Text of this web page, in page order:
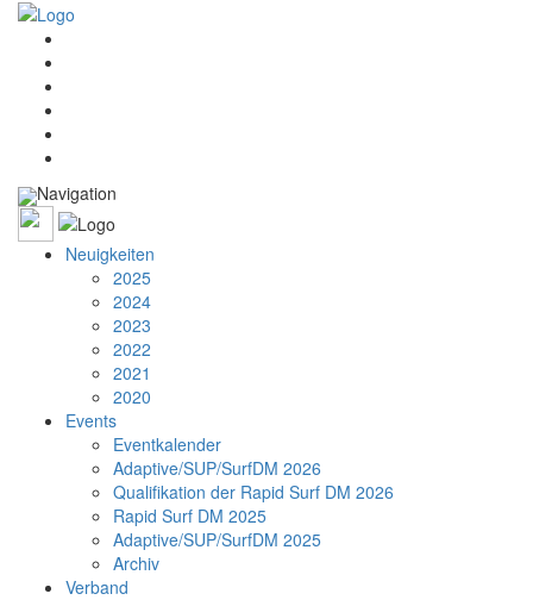
Navigation
Neuigkeiten
2025
2024
2023
2022
2021
2020
Events
Eventkalender
Adaptive/SUP/SurfDM 2026
Qualifikation der Rapid Surf DM 2026
Rapid Surf DM 2025
Adaptive/SUP/SurfDM 2025
Archiv
Verband